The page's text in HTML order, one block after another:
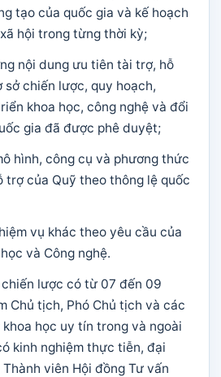
tạo của quốc gia và kế hoạch
hội trong từng thời kỳ;
nội dung ưu tiên tài trợ, hỗ
chiến lược, quy hoạch,
khoa học, công nghệ và đổi
gia đã được phê duyệt;
hình, công cụ và phương thức
trợ của Quỹ theo thông lệ quốc
vụ khác theo yêu cầu của
và Công nghệ.
lược có từ 07 đến 09
Chủ tịch, Phó Chủ tịch và các
học uy tín trong và ngoài
kinh nghiệm thực tiễn, đại
viên Hội đồng Tư vấn